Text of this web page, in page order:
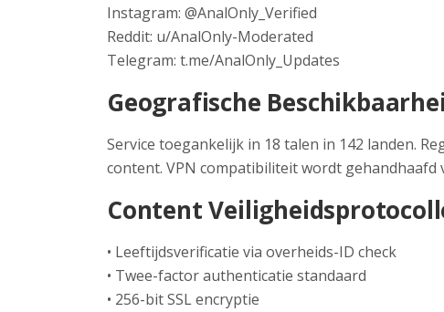
Instagram: @AnalOnly_Verified
Reddit: u/AnalOnly-Moderated
Telegram: t.me/AnalOnly_Updates
Geografische
Service toegankelijk in 18 talen in 142 landen.
content. VPN compatibiliteit wordt
Content
• Leeftijdsverificatie via overheids-ID check
• Twee-factor authenticatie standaard
• 256-bit SSL encryptie